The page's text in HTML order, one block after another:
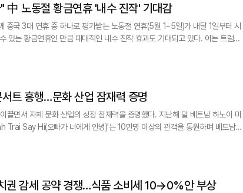
려오나" 中 노동절 황금연휴 '내수 진작' 기대감
중국 3대 연휴 중 하나로 평가받는 노동절 연휴(5월 1~5일)가 내달 1일부터 시
있는 황금연휴인 만큼 대대적인 내수 진작 효과도 기대되고 있다. 이는 트럼프
이 될 것으로 보인다. 무엇보다 장거리 여행객이 급증할 것
모 콘서트 흥행…문화 산업 잠재력 증명
끌면서 자체 문화 산업의 성장 잠재력을 증명했다. 지난해 말 베트남 하노이 미
Trai Say Hi(오빠가 너에게 안녕)'는 10만명 이상의 관객을 동원하며 베트남
日, 정치권 감세 공약 경쟁…식품 소비세 10→0%안 부상